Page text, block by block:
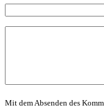
Mit dem Absenden des